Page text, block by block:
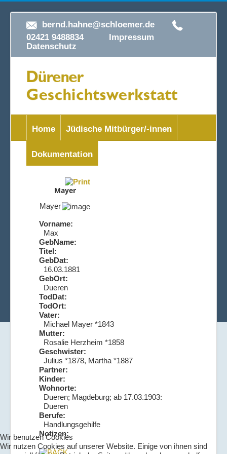
bernd.hahne@schloemer.de
02421 9488834 Impressum
Datenschutz
Home Jüdische Mitbürger/-innen
Dokumentation
Mayer
Mayer
Vorname:
Max
GebName:
Titel:
GebDat:
16.03.1881
GebOrt:
Dueren
TodDat:
TodOrt:
Vater:
Michael Mayer *1843
Mutter:
Rosalie Herzheim *1858
Geschwister:
Julius *1878, Martha *1887
Partner:
Kinder:
Wohnorte:
Dueren; Magdeburg; ab 17.03.1903:
Dueren
Berufe:
Handlungsgehilfe
Notizen:
Wir benutzen Cookies
Wir nutzen Cookies auf unserer Website. Einige von ihnen sind